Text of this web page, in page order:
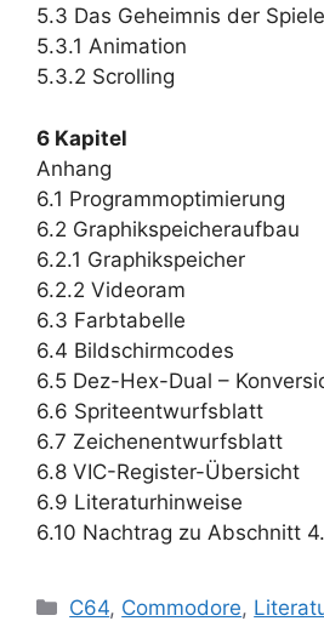
5.3 Das Geheimnis der Spiele
5.3.1 Animation
5.3.2 Scrolling
6 Kapitel
Anhang
6.1 Programmoptimierung
6.2 Graphikspeicheraufbau
6.2.1 Graphikspeicher
6.2.2 Videoram
6.3 Farbtabelle
6.4 Bildschirmcodes
6.5 Dez-Hex-Dual –
6.6 Spriteentwurfsblatt
6.7 Zeichenentwurfsblatt
6.8 VIC-Register-Übersicht
6.9 Literaturhinweise
6.10 Nachtrag zu Abschnitt
Categories
C64, Commodore,